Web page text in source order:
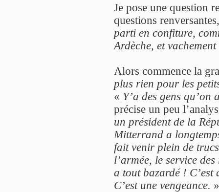
Je pose une question
questions
parti en confiture,
Ardèche, et
Alors commence la
plus rien pour les
« Y’a des gens
précise un peu
un président de la
Mitterrand a
fait venir plein de
l’armée, le service
a tout bazardé ! C’est
C’est une vengeance. »